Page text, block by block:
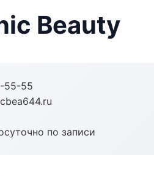
Beauty
55-55
по записи